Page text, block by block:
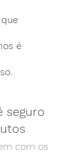
é
seguro
com os